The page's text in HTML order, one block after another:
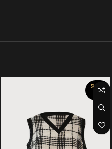
SOLD
OUT